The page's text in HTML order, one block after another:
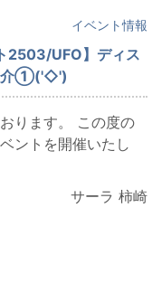
イベント情報
2503/UFO】ディス
介①('◇')ゞ
ります。 この度の
ントを開催いたし
サーラ 柿崎